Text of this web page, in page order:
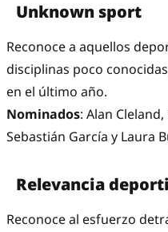
Unknown sport
Reconoce a aquellos
disciplinas poco
en el último año.
Nominados: Alan
Sebastián García y Laura
Relevancia
Reconoce al esfuerzo